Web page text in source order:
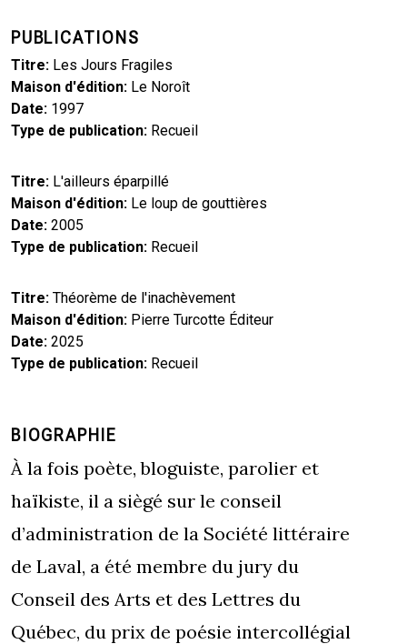
BIOGRAPHIE
À la fois poète, bloguiste, parolier et
haïkiste, il a siègé sur le conseil
d’administration de la Société littéraire
de Laval, a été membre du jury du
Conseil des Arts et des Lettres du
Québec, du prix de poésie intercollégial
PUBLICATIONS
Titre Les Jours Fragiles
Maison d'édition Le Noroît
Date 1997
Type de publication Recueil
Titre L'ailleurs éparpillé
Maison d'édition Le loup de gouttières
Date 2005
Type de publication Recueil
Titre Théorème de l'inachèvement
Maison d'édition Pierre Turcotte Éditeur
Date 2025
Type de publication Recueil